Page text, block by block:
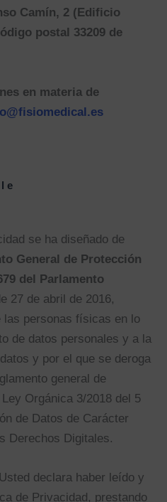
Camín, 2 (Edificio
postal 33209 de
en materia de
se ha diseñado de
General de Protección
del Parlamento
27 de abril de 2016,
las personas físicas en lo
de datos personales y a la
y por el que se deroga
general de
Orgánica 3/2018 del 5
de Datos de Carácter
Derechos Digitales.
declara haber leído y
de Privacidad, prestando